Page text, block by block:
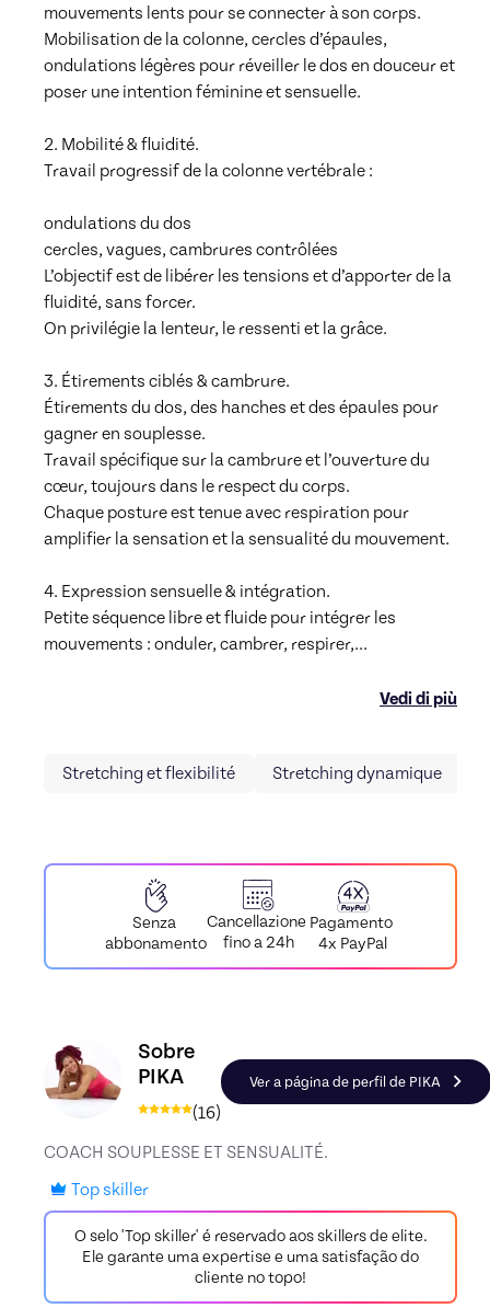
mouvements lents pour se connecter à son corps.
Mobilisation de la colonne, cercles d’épaules,
ondulations légères pour réveiller le dos en douceur et
poser une intention féminine et sensuelle.
2. Mobilité & fluidité.
Travail progressif de la colonne vertébrale :
ondulations du dos
cercles, vagues, cambrures contrôlées
L’objectif est de libérer les tensions et d’apporter de la
fluidité, sans forcer.
On privilégie la lenteur, le ressenti et la grâce.
3. Étirements ciblés & cambrure.
Étirements du dos, des hanches et des épaules pour
gagner en souplesse.
Travail spécifique sur la cambrure et l’ouverture du
cœur, toujours dans le respect du corps.
Chaque posture est tenue avec respiration pour
amplifier la sensation et la sensualité du mouvement.
4. Expression sensuelle & intégration.
Petite séquence libre et fluide pour intégrer les
mouvements : onduler, cambrer, respirer,...
Vedi di più
Stretching et flexibilité Stretching dynamique
Senza
abbonamento
Cancellazione
fino a 24h
Pagamento
4x PayPal
Conheça o perfil de PIKA, Skiller em Stretching
Sobre
PIKA
(16)
Ver a página de perfil de PIKA
COACH SOUPLESSE ET SENSUALITÉ.
Top skiller
O selo 'Top skiller' é reservado aos skillers de elite.
Ele garante uma expertise e uma satisfação do
cliente no topo!